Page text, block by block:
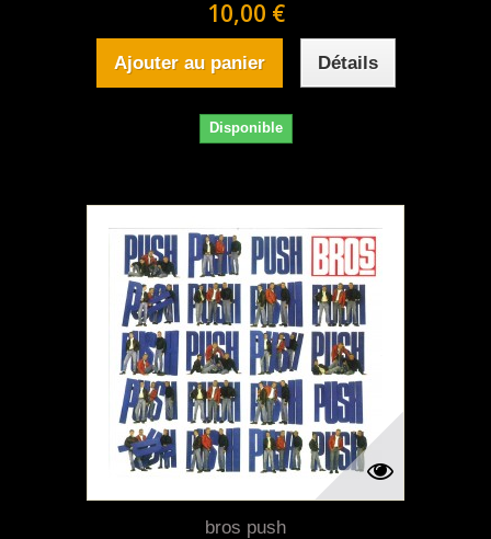
10,00 €
Ajouter au panier Détails
Disponible
bros push